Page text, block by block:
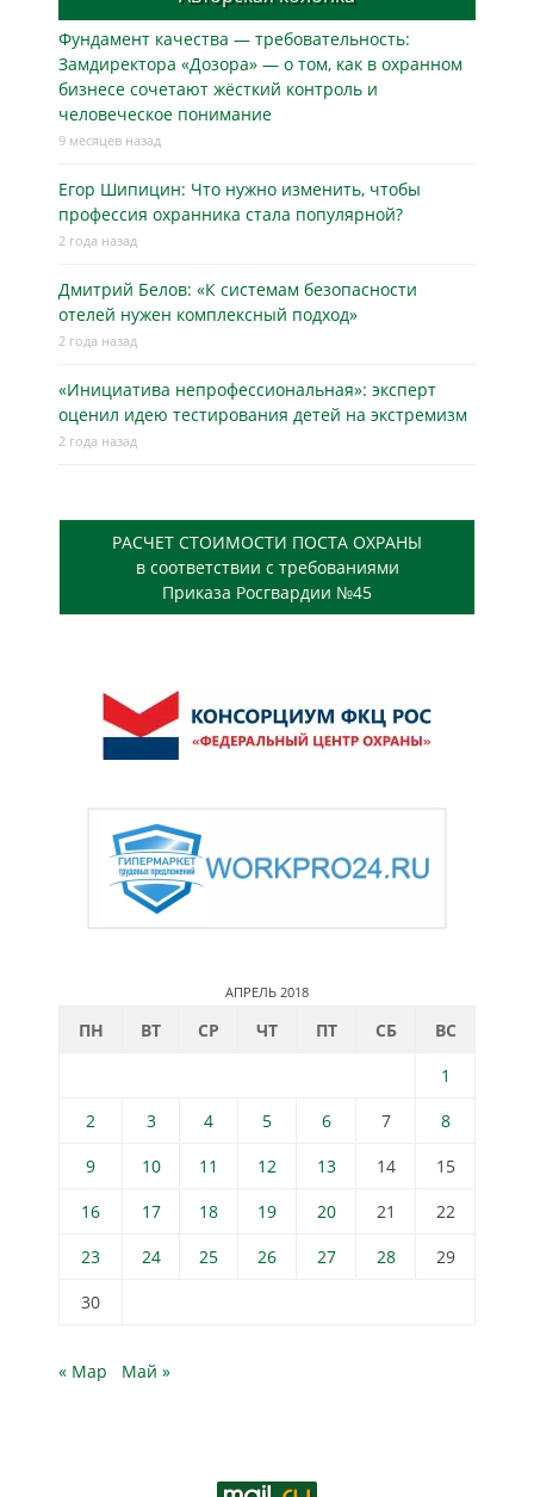
Фундамент качества — требовательность:
Замдиректора «Дозора» — о том, как в охранном
бизнесe сочетают жёсткий контроль и
человеческое понимание
9 месяцев назад
Егор Шипицин: Что нужно изменить, чтобы
профессия охранника стала популярной?
2 года назад
Дмитрий Белов: «К системам безопасности
отелей нужен комплексный подход»
2 года назад
«Инициатива непрофессиональная»: эксперт
оценил идею тестирования детей на экстремизм
2 года назад
РАСЧЕТ СТОИМОСТИ ПОСТА ОХРАНЫ
в соответствии с требованиями
Приказа Росгвардии №45
АПРЕЛЬ 2018
ПН ВТ СР ЧТ ПТ СБ
ВС
1
2
3 4 5 6 7
8
9
10 11 12 13 14
15
16
17 18 19 20 21
22
23
24 25 26 27 28
29
30
« Мар Май »